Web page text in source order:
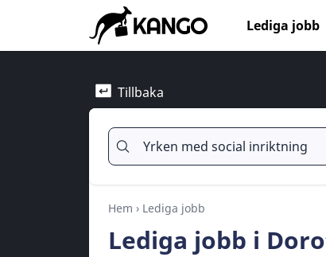
Lediga jobb
Tillbaka
Hem › Lediga jobb
Lediga jobb i